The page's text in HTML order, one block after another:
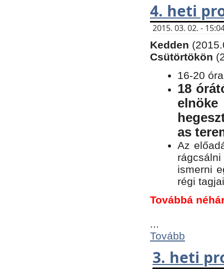
4. heti
2015. 03. 02. -
Kedden
Csütörtökön
16-20
18
as
Az
ismerni
régi
Továbbá
...
Tovább
3. heti